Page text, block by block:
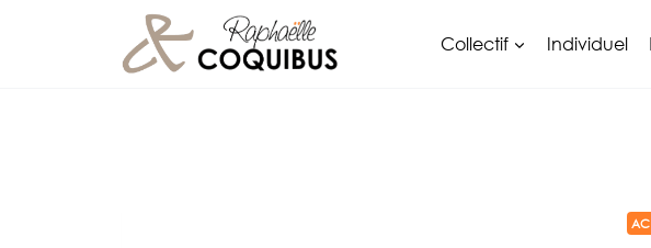
Collectif Individuel